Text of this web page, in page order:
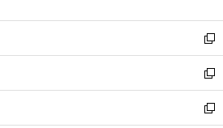
開
く
ウ
で
開
く
ン
ド
ウ
で
開
く
ウ
ィ
ン
ド
ウ
で
開
新
し
い
ウ
ィ
新
し
い
新